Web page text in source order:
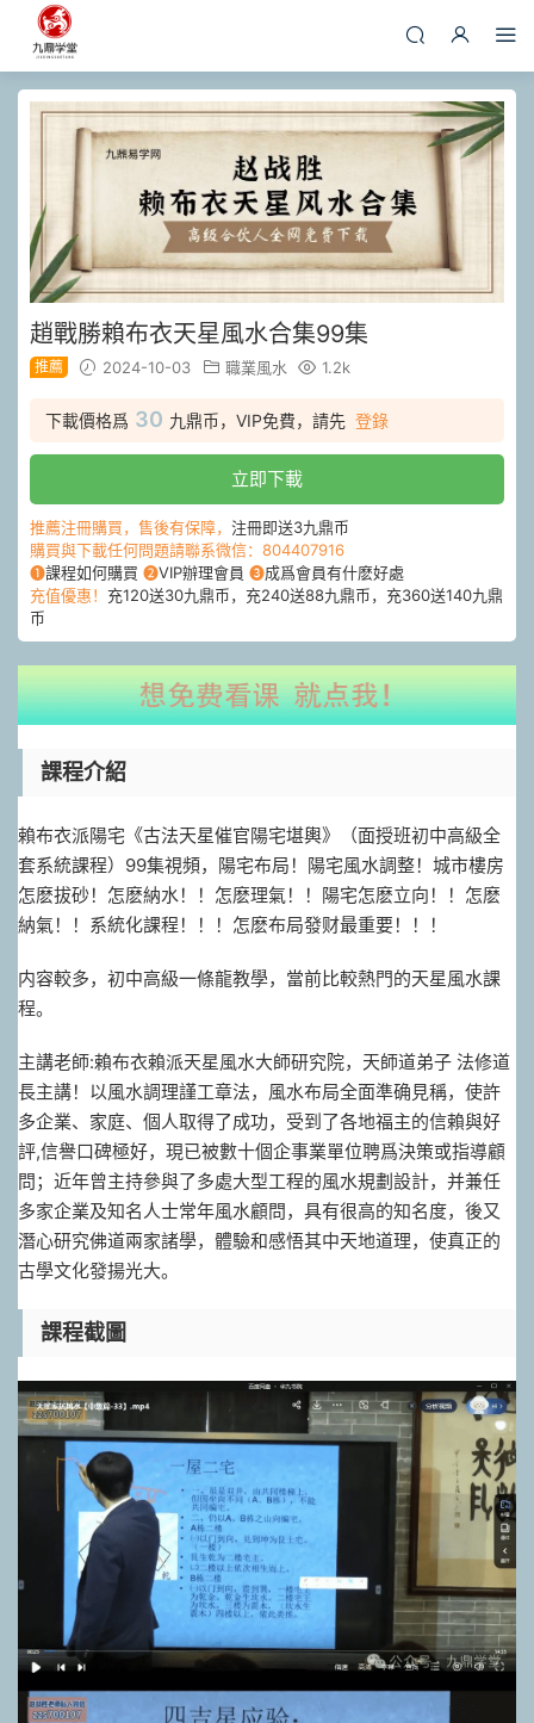
趙戰勝賴布衣天星風水合集99集
推薦 2024-10-03 職業風水 1.2k
下載價格爲 30 九鼎币，VIP免費，請先 登錄
立即下載
推薦注冊購買，售後有保障， 注冊即送3九鼎币
購買與下載任何問題請聯系微信：804407916
❶課程如何購買 ❷VIP辦理會員 ❸成爲會員有什麽好處
充值優惠！ 充120送30九鼎币，充240送88九鼎币，充360送140九鼎
币
課程介紹
賴布衣派陽宅《古法天星催官陽宅堪輿》（面授班初中高級全
套系統課程）99集視頻，陽宅布局！陽宅風水調整！城市樓房
怎麽拔砂！怎麽納水！！怎麽理氣！！陽宅怎麽立向！！怎麽
納氣！！系統化課程！！！怎麽布局發财最重要！！！
内容較多，初中高級一條龍教學，當前比較熱門的天星風水課
程。
主講老師:賴布衣賴派天星風水大師研究院，天師道弟子 法修道
長主講！以風水調理謹工章法，風水布局全面準确見稱，使許
多企業、家庭、個人取得了成功，受到了各地福主的信賴與好
評,信譽口碑極好，現已被數十個企事業單位聘爲決策或指導顧
問；近年曾主持參與了多處大型工程的風水規劃設計，并兼任
多家企業及知名人士常年風水顧問，具有很高的知名度，後又
潛心研究佛道兩家諸學，體驗和感悟其中天地道理，使真正的
古學文化發揚光大。
課程截圖